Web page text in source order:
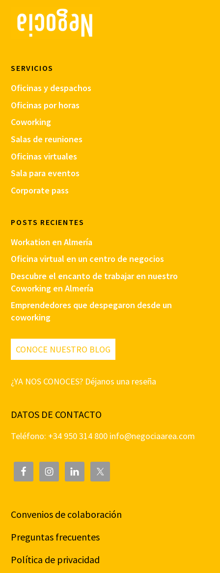
SERVICIOS
Oficinas y despachos
Oficinas por horas
Coworking
Salas de reuniones
Oficinas virtuales
Sala para eventos
Corporate pass
POSTS RECIENTES
Workation en Almería
Oficina virtual en un centro de negocios
Descubre el encanto de trabajar en nuestro
Coworking en Almería
Emprendedores que despegaron desde un
coworking
CONOCE NUESTRO BLOG
¿YA NOS CONOCES? Déjanos una reseña
DATOS DE CONTACTO
Teléfono: +34 950 314 800 info@negociaarea.com
Convenios de colaboración
Preguntas frecuentes
Política de privacidad